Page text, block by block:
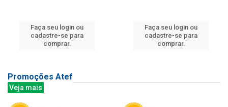
Faça seu login ou
cadastre-se para
comprar.
Faça seu login ou
cadastre-se para
comprar.
Promoções Atef
Veja mais